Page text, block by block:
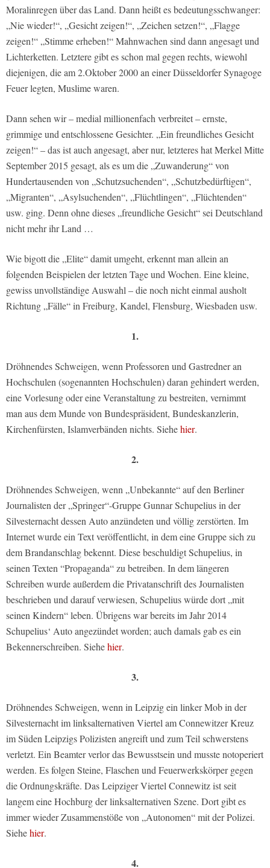
Moralinregen über das Land. Dann heißt es bedeutungsschwanger:
„Nie wieder!“, „Gesicht zeigen!“, „Zeichen setzen!“, „Flagge
zeigen!“ „Stimme erheben!“ Mahnwachen sind dann angesagt und
Lichterketten. Letztere gibt es schon mal gegen rechts, wiewohl
diejenigen, die am 2.Oktober 2000 an einer Düsseldorfer Synagoge
Feuer legten, Muslime waren.
Dann sehen wir – medial millionenfach verbreitet – ernste,
grimmige und entschlossene Gesichter. „Ein freundliches Gesicht
zeigen!“ – das ist auch angesagt, aber nur, letzteres hat Merkel Mitte
September 2015 gesagt, als es um die „Zuwanderung“ von
Hundertausenden von „Schutzsuchenden“, „Schutzbedürftigen“,
„Migranten“, „Asylsuchenden“, „Flüchtlingen“, „Flüchtenden“
usw. ging. Denn ohne dieses „freundliche Gesicht“ sei Deutschland
nicht mehr ihr Land …
Wie bigott die „Elite“ damit umgeht, erkennt man allein an
folgenden Beispielen der letzten Tage und Wochen. Eine kleine,
gewiss unvollständige Auswahl – die noch nicht einmal ausholt
Richtung „Fälle“ in Freiburg, Kandel, Flensburg, Wiesbaden usw.
1.
Dröhnendes Schweigen, wenn Professoren und Gastredner an
Hochschulen (sogenannten Hochschulen) daran gehindert werden,
eine Vorlesung oder eine Veranstaltung zu bestreiten, vernimmt
man aus dem Munde von Bundespräsident, Bundeskanzlerin,
Kirchenfürsten, Islamverbänden nichts. Siehehier.
2.
Dröhnendes Schweigen, wenn „Unbekannte“ auf den Berliner
Journalisten der „Springer“-Gruppe Gunnar Schupelius in der
Silvesternacht dessen Auto anzündeten und völlig zerstörten. Im
Internet wurde ein Text veröffentlicht, in dem eine Gruppe sich zu
dem Brandanschlag bekennt. Diese beschuldigt Schupelius, in
seinen Texten “Propaganda“ zu betreiben. In dem längeren
Schreiben wurde außerdem die Privatanschrift des Journalisten
beschrieben und darauf verwiesen, Schupelius würde dort „mit
seinen Kindern“ leben. Übrigens war bereits im Jahr 2014
Schupelius‘ Auto angezündet worden; auch damals gab es ein
Bekennerschreiben. Siehehier.
3.
Dröhnendes Schweigen, wenn in Leipzig ein linker Mob in der
Silvesternacht im linksalternativen Viertel am Connewitzer Kreuz
im Süden Leipzigs Polizisten angreift und zum Teil schwerstens
verletzt. Ein Beamter verlor das Bewusstsein und musste notoperiert
werden. Es folgen Steine, Flaschen und Feuerwerkskörper gegen
die Ordnungskräfte. Das Leipziger Viertel Connewitz ist seit
langem eine Hochburg der linksalternativen Szene. Dort gibt es
immer wieder Zusammenstöße von „Autonomen“ mit der Polizei.
Siehehier.
4.